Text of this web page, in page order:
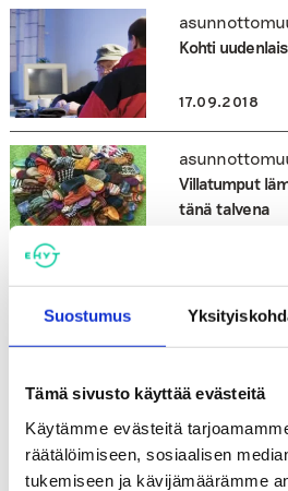
Suostumus
Tämä sivusto käyttää evästeitä
Käytämme evästeitä
räätälöimiseen, sosiaalisen
tukemiseen ja kävijämäärämme
Kohti
17.09.2018
Villatumput
tänä talvena
16.08.2017